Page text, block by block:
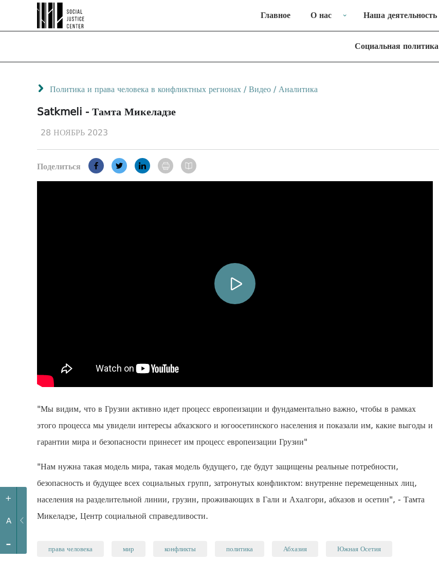
+
A
-
Главное О нас Наша деятельность
Социальная политика
Политика и права человека в конфликтных регионах / Видео / Аналитика
Satkmeli - Тамта Микеладзе
28 НОЯБРЬ 2023
Поделиться
"Мы видим, что в Грузии активно идет процесс европеизации и фундаментально важно, чтобы в рамках
этого процесса мы увидели интересы абхазского и югоосетинского населения и показали им, какие выгоды и
гарантии мира и безопасности принесет им процесс европеизации Грузии"
"Нам нужна такая модель мира, такая модель будущего, где будут защищены реальные потребности,
безопасность и будущее всех социальных групп, затронутых конфликтом: внутренне перемещенных лиц,
населения на разделительной линии, грузин, проживающих в Гали и Ахалгори, абхазов и осетин", - Тамта
Микеладзе, Центр социальной справедливости.
права человека мир конфликты политика Абхазия Южная Осетия